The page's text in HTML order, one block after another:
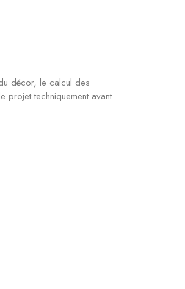
décor, le calcul des
projet techniquement avant